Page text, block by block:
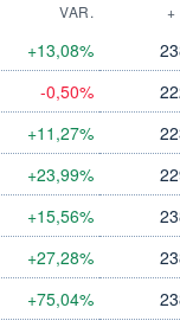
VAR. +
+13,08%
-0,50%
+11,27%
+23,99%
+15,56%
+27,28%
+75,04%